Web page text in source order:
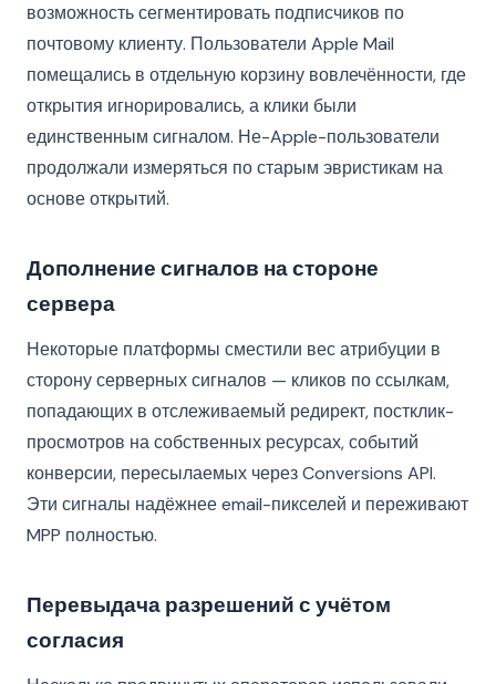
возможность сегментировать подписчиков по
почтовому клиенту. Пользователи Apple Mail
помещались в отдельную корзину вовлечённости, где
открытия игнорировались, а клики были
единственным сигналом. Не-Apple-пользователи
продолжали измеряться по старым эвристикам на
основе открытий.
Дополнение сигналов на стороне
сервера
Некоторые платформы сместили вес атрибуции в
сторону серверных сигналов — кликов по ссылкам,
попадающих в отслеживаемый редирект, постклик-
просмотров на собственных ресурсах, событий
конверсии, пересылаемых через Conversions API.
Эти сигналы надёжнее email-пикселей и переживают
MPP полностью.
Перевыдача разрешений с учётом
согласия